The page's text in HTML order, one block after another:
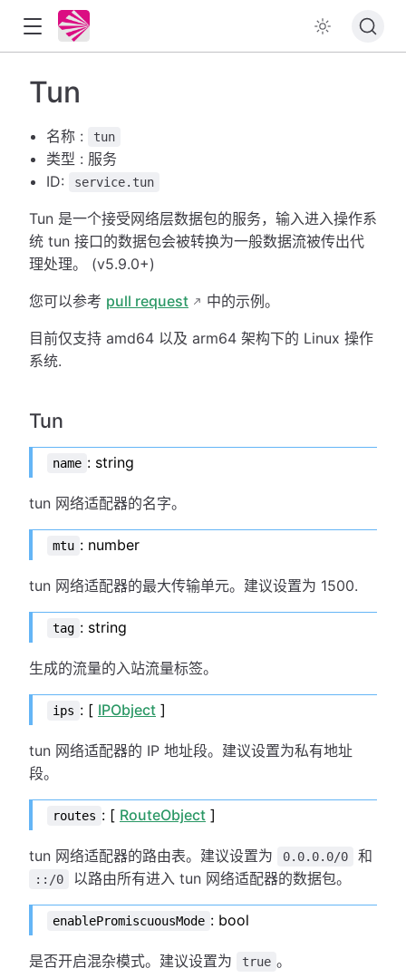
Tun
名称 : tun
类型 : 服务
ID:
service.tun
Tun 是一个接受网络层数据包的服务，输入进入操作系
统 tun 接口的数据包会被转换为一般数据流被传出代
理处理。 (v5.9.0+)
您可以参考 pull request 中的示例。
目前仅支持 amd64 以及 arm64 架构下的 Linux 操作
系统.
Tun
name : string
tun 网络适配器的名字。
mtu : number
tun 网络适配器的最大传输单元。建议设置为 1500.
tag : string
生成的流量的入站流量标签。
ips : [ IPObject ]
tun 网络适配器的 IP 地址段。建议设置为私有地址
段。
routes : [ RouteObject ]
tun 网络适配器的路由表。建议设置为 0.0.0.0/0 和
::/0 以路由所有进入 tun 网络适配器的数据包。
enablePromiscuousMode : bool
是否开启混杂模式。建议设置为 true 。